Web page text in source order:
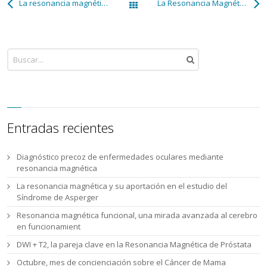
La resonancia magnética en el diagnóstico de la epilepsia Todas las entradas La Resonancia Magnética permite detectar alteraciones en muchas lesiones musculares crónica
Entradas recientes
Diagnóstico precoz de enfermedades oculares mediante
resonancia magnética
La resonancia magnética y su aportación en el estudio del
Síndrome de Asperger
Resonancia magnética funcional, una mirada avanzada al cerebro
en funcionamient
DWI + T2, la pareja clave en la Resonancia Magnética de Próstata
Octubre, mes de concienciación sobre el Cáncer de Mama